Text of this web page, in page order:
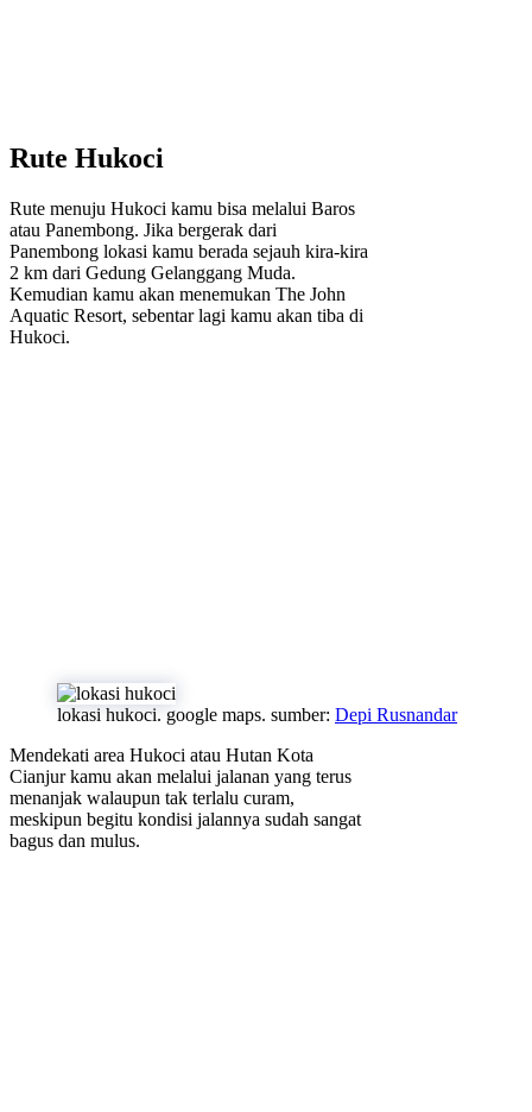
Rute Hukoci
Rute menuju Hukoci kamu bisa melalui Baros
atau Panembong. Jika bergerak dari
Panembong lokasi kamu berada sejauh kira-kira
2 km dari Gedung Gelanggang Muda.
Kemudian kamu akan menemukan The John
Aquatic Resort, sebentar lagi kamu akan tiba di
Hukoci.
lokasi hukoci. google maps. sumber: Depi Rusnandar
Mendekati area Hukoci atau Hutan Kota
Cianjur kamu akan melalui jalanan yang terus
menanjak walaupun tak terlalu curam,
meskipun begitu kondisi jalannya sudah sangat
bagus dan mulus.